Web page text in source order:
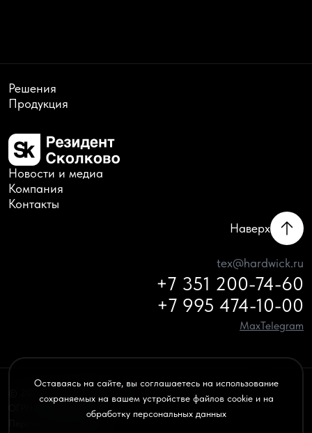
Решения
Продукция
Новости и медиа
Компания
Контакты
Наверх
tex@hardwick.ru
+7 351 200-74-60
+7 995 474-10-00
MaxTelegram
© 2020–2026 HARDWICK — все права защищены
ОГРН: 1156658032970
Оставаясь на сайте, вы соглашаетесь на использование
сохраняемых на вашем устройстве файлов cookie и на
обработку персональных данных